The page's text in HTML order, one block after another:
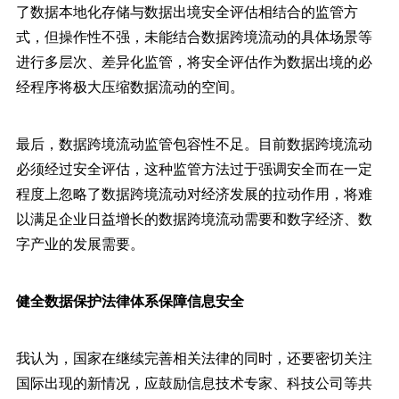
了数据本地化存储与数据出境安全评估相结合的监管方
式，但操作性不强，未能结合数据跨境流动的具体场景等
进行多层次、差异化监管，将安全评估作为数据出境的必
经程序将极大压缩数据流动的空间。
最后，数据跨境流动监管包容性不足。目前数据跨境流动
必须经过安全评估，这种监管方法过于强调安全而在一定
程度上忽略了数据跨境流动对经济发展的拉动作用，将难
以满足企业日益增长的数据跨境流动需要和数字经济、数
字产业的发展需要。
健全数据保护法律体系保障信息安全
我认为，国家在继续完善相关法律的同时，还要密切关注
国际出现的新情况，应鼓励信息技术专家、科技公司等共